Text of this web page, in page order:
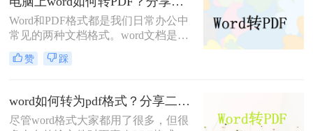
可帮助您将Word文件转换成PDF格
式。
Word和PDF格式都是我们日常办公中
常见的两种文档格式。word文档是最
简单编辑的方式，PDF是常用文档中
最便捷的阅读方式，PDF格式更有利
打印效果，因此它们之间的格式转换
也是必不可少。
赞 踩
word如何转为pdf格式？分享二个简单高效的操作技巧
尽管word格式大家都用了很多，但很